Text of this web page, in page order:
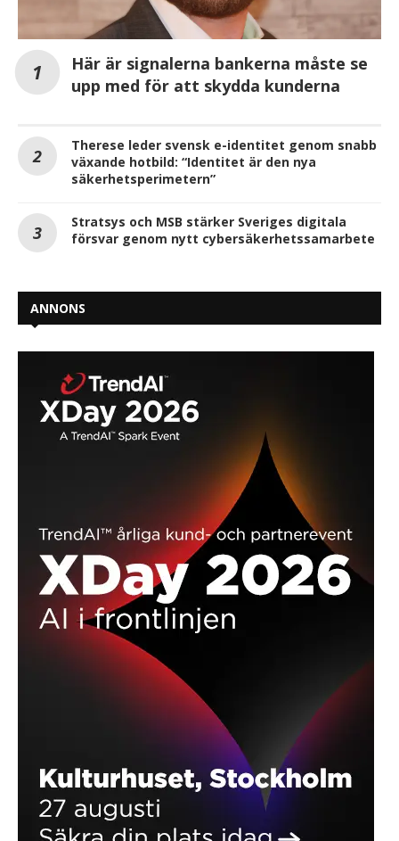
Här är signalerna bankerna måste se
upp med för att skydda kunderna
Therese leder svensk e-identitet genom snabb
växande hotbild: “Identitet är den nya
säkerhetsperimetern”
Stratsys och MSB stärker Sveriges digitala
försvar genom nytt cybersäkerhetssamarbete
ANNONS